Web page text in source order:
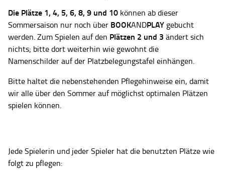
Die Plätze 1, 4, 5, 6, 8, 9 und 10 können ab dieser
Sommersaison nur noch über BOOKANDPLAY gebucht
werden. Zum Spielen auf den Plätzen 2 und 3 ändert sich
nichts; bitte dort weiterhin wie gewohnt die
Namenschilder auf der Platzbelegungstafel einhängen.
Bitte haltet die nebenstehenden Pflegehinweise ein, damit
wir alle über den Sommer auf möglichst optimalen Plätzen
spielen können.
Jede Spielerin und jeder Spieler hat die benutzten Plätze wie
folgt zu pflegen: